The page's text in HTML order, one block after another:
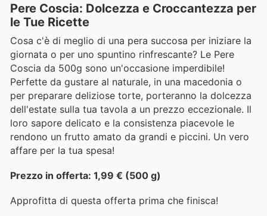
Pere Coscia: Dolcezza e Croccantezza per
le Tue Ricette
Cosa c'è di meglio di una pera succosa per iniziare la
giornata o per uno spuntino rinfrescante? Le Pere
Coscia da 500g sono un'occasione imperdibile!
Perfette da gustare al naturale, in una macedonia o
per preparare deliziose torte, porteranno la dolcezza
dell'estate sulla tua tavola a un prezzo eccezionale. Il
loro sapore delicato e la consistenza piacevole le
rendono un frutto amato da grandi e piccini. Un vero
affare per la tua spesa!
Prezzo in offerta: 1,99 € (500 g)
Approfitta di questa offerta prima che finisca!